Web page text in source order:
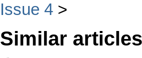
Issue 4
Similar